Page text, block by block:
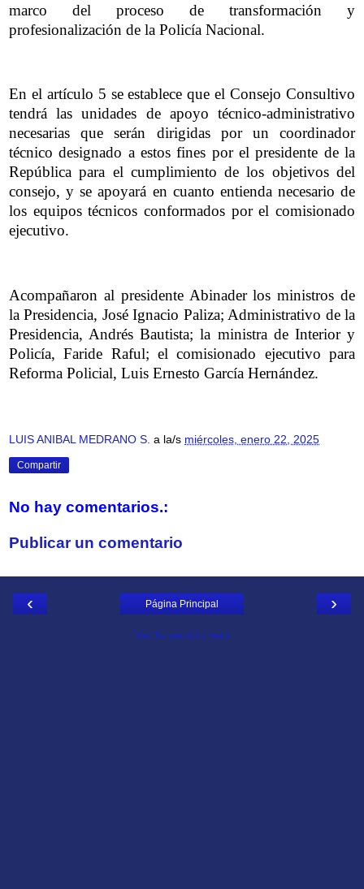
marco del proceso de transformación y
profesionalización de la Policía Nacional.
En el artículo 5 se establece que el Consejo Consultivo
tendrá las unidades de apoyo técnico-administrativo
necesarias que serán dirigidas por un coordinador
técnico designado a estos fines por el presidente de la
República para el cumplimiento de los objetivos del
consejo, y se apoyará en cuanto entienda necesario de
los equipos técnicos conformados por el comisionado
ejecutivo.
Acompañaron al presidente Abinader los ministros de
la Presidencia, José Ignacio Paliza; Administrativo de la
Presidencia, Andrés Bautista; la ministra de Interior y
Policía, Faride Raful; el comisionado ejecutivo para
Reforma Policial, Luis Ernesto García Hernández.
LUIS ANIBAL MEDRANO S. a la/s miércoles, enero 22, 2025
Compartir
No hay comentarios.:
Publicar un comentario
‹ ›
Página Principal
Ver la versión web